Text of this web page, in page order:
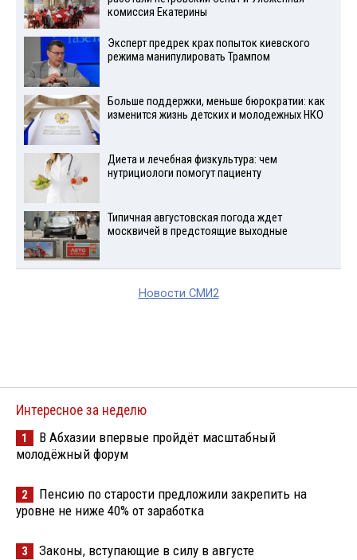
комиссия Екатерины
Эксперт предрек крах попыток киевского
режима манипулировать Трампом
Больше поддержки, меньше бюрократии: как
изменится жизнь детских и молодежных НКО
Диета и лечебная физкультура: чем
нутрициологи помогут пациенту
Типичная августовская погода ждет
москвичей в предстоящие выходные
Новости СМИ2
Интересное за неделю
1
В Абхазии впервые пройдёт масштабный
молодёжный форум
2
Пенсию по старости предложили закрепить на
уровне не ниже 40% от заработка
3 Законы, вступающие в силу в августе